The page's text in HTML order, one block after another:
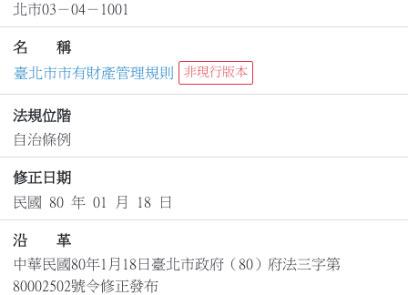
北市03－04－1001
名 稱
臺北市市有財產管理規則
非現行版本
法規位階
自治條例
修正日期
民國 80 年 01 月 18 日
沿 革
中華民國80年1月18日臺北市政府（80）府法三字第
80002502號令修正發布